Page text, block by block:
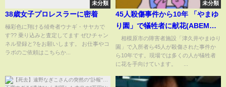
未分類
38歳女子プロレスラーに密着
極彩色に翔ける傾奇者ウナギ・サヤカで
す?? 乗り込みと査定してます ぜひチャン
ネル登録と?をお願いします。 お仕事やコ
ラボのご依頼はこちらか...
未分類
45人殺傷事件から10年 「やまゆ
り園」で犠牲者に献花(ABEMA
TIMES)
相模原市の障害者施設「津久井やまゆり
園」で入所者ら45人が殺傷された事件か
ら10年です。現場では多くの人が犠牲者
に花を手向けています。 ...